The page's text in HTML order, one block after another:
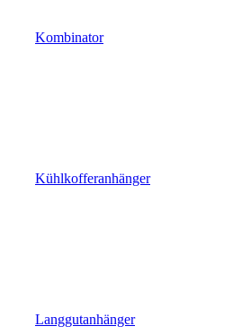
Kombinator
Kühlkofferanhänger
Langgutanhänger